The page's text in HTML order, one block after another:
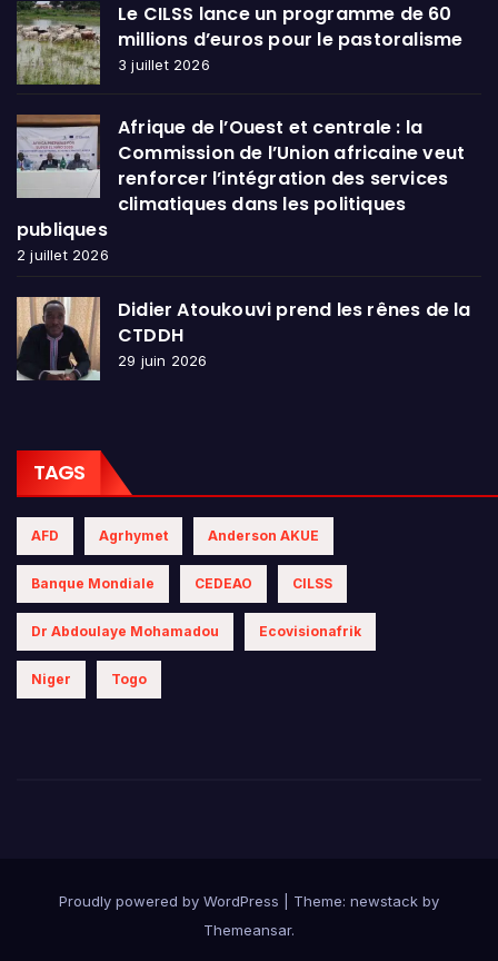
Le CILSS lance un programme de 60
millions d’euros pour le pastoralisme
3 juillet 2026
Afrique de l’Ouest et centrale : la
Commission de l’Union africaine veut
renforcer l’intégration des services
climatiques dans les politiques
publiques
2 juillet 2026
Didier Atoukouvi prend les rênes de la
CTDDH
29 juin 2026
TAGS
AFD Agrhymet Anderson AKUE
Banque Mondiale CEDEAO CILSS
Dr Abdoulaye Mohamadou Ecovisionafrik
Niger Togo
Proudly powered by WordPress
Theme: newstack by
Themeansar.